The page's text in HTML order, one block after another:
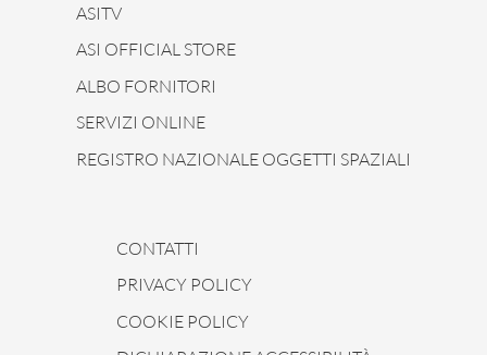
ASITV
ASI OFFICIAL STORE
ALBO FORNITORI
SERVIZI ONLINE
REGISTRO NAZIONALE OGGETTI SPAZIALI
CONTATTI
PRIVACY POLICY
COOKIE POLICY